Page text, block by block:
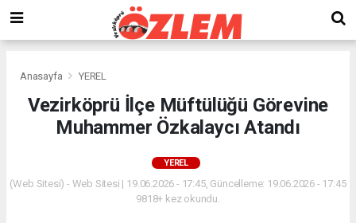
Anasayfa YEREL
Vezirköprü İlçe Müftülüğü Görevine
Muhammer Özkalaycı Atandı
YEREL
(Web Sitesi) - Web Sitesi | 19.06.2026 - 17:45, Güncelleme: 19.06.2026 - 17:45
9818+ kez okundu.